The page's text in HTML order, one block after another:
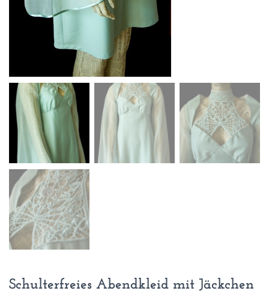
Schulterfreies Abendkleid mit Jäckchen